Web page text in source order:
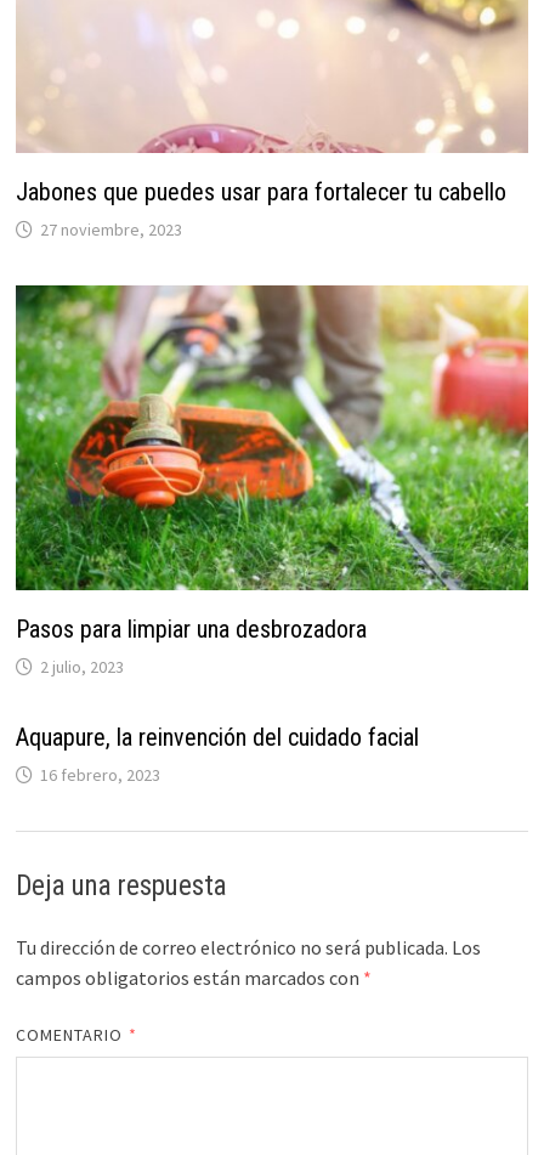
Jabones que puedes usar para fortalecer tu cabello
27 noviembre, 2023
Pasos para limpiar una desbrozadora
2 julio, 2023
Aquapure, la reinvención del cuidado facial
16 febrero, 2023
Deja una respuesta
Tu dirección de correo electrónico no será publicada. Los
campos obligatorios están marcados con *
COMENTARIO *